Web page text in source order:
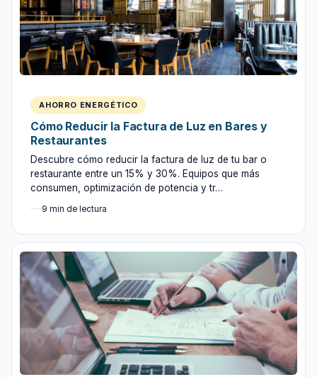
AHORRO ENERGÉTICO
Cómo Reducir la Factura de Luz en Bares y
Restaurantes
Descubre cómo reducir la factura de luz de tu bar o
restaurante entre un 15% y 30%. Equipos que más
consumen, optimización de potencia y tr…
9 min de lectura